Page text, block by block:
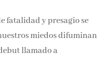
fatalidad y presagio se
miedos difuminan
llamado a